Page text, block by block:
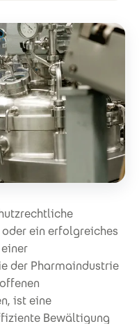
ein erfolgreiches
der Pharmaindustrie
ist eine
Bewältigung